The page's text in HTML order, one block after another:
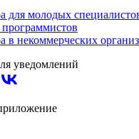
для молодых
в некоммерческих
уведомлений